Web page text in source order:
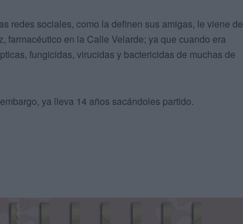
redes sociales, como la definen sus amigas, le viene de
farmacéutico en la Calle Velarde; ya que cuando era
fungicidas, virucidas y bactericidas de muchas de
ya lleva 14 años sacándoles partido.